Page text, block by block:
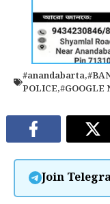
#anandabarta,
POLICE,#GOOGLE
Join